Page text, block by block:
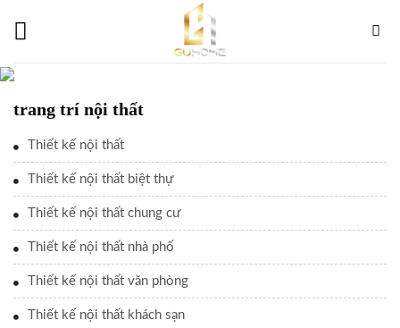
trang trí nội thất
Thiết kế nội thất
Thiết kế nội thất biệt thự
Thiết kế nội thất chung cư
Thiết kế nội thất nhà phố
Thiết kế nội thất văn phòng
Thiết kế nội thất khách sạn